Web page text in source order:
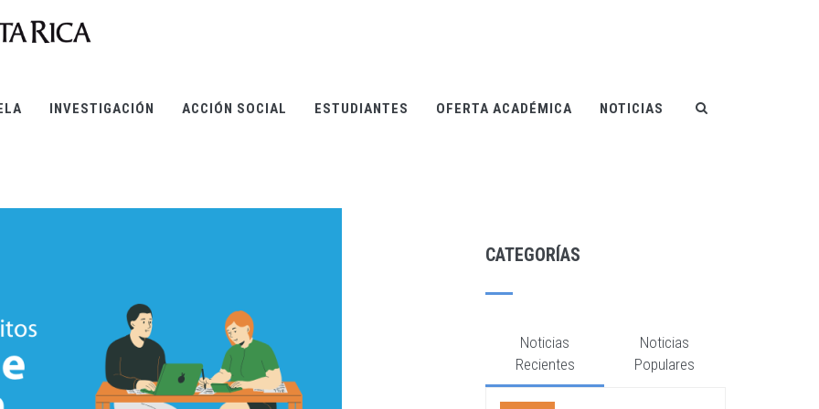
INVESTIGACIÓN ACCIÓN SOCIAL ESTUDIANTES OFERTA ACADÉMICA NOTICIAS
CATEGORÍAS
Noticias
Recientes
Noticias
Populares